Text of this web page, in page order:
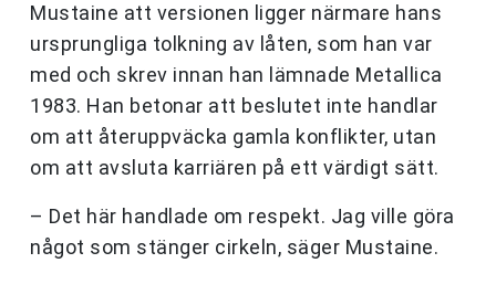
Mustaine att versionen ligger närmare hans
ursprungliga tolkning av låten, som han var
med och skrev innan han lämnade Metallica
1983. Han betonar att beslutet inte handlar
om att återuppväcka gamla konflikter, utan
om att avsluta karriären på ett värdigt sätt.
– Det här handlade om respekt. Jag ville göra
något som stänger cirkeln, säger Mustaine.